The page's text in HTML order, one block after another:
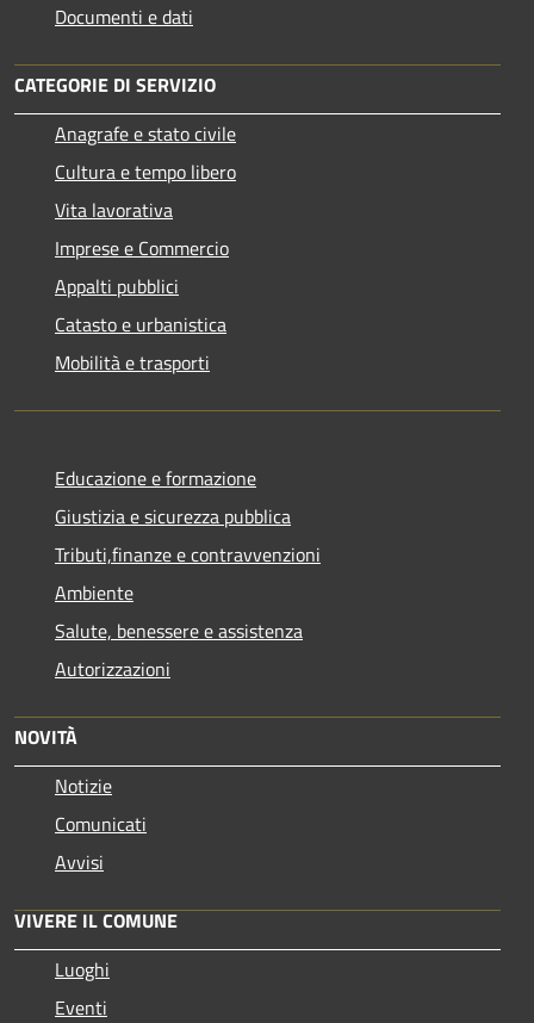
Documenti e dati
CATEGORIE DI SERVIZIO
Anagrafe e stato civile
Cultura e tempo libero
Vita lavorativa
Imprese e Commercio
Appalti pubblici
Catasto e urbanistica
Mobilità e trasporti
Educazione e formazione
Giustizia e sicurezza pubblica
Tributi,finanze e contravvenzioni
Ambiente
Salute, benessere e assistenza
Autorizzazioni
NOVITÀ
Notizie
Comunicati
Avvisi
VIVERE IL COMUNE
Luoghi
Eventi